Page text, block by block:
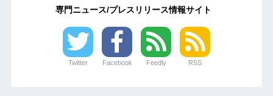
専門ニュース/プレスリリース情報サイト
Twitter Facebook Feedly RSS